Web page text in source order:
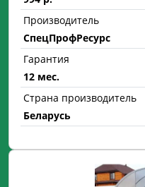
Производитель
СпецПрофРесурс
Гарантия
12 мес.
Страна производитель
Беларусь